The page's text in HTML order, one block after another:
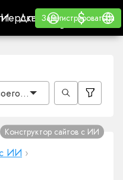
программа
программа
Для
Для Реселлеров
ВАЙТ ЛЕЙБЛ
Обучение
Обучение
Зарегистрироваться
Зарегистрироваться
Войти $
$
сайта?
с ИИ ›
Конструктор сайтов с ИИ